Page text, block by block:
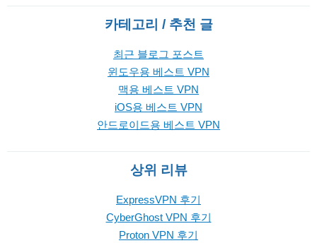
카테고리 / 추천 글
최근 블로그 포스트
윈도우용 베스트 VPN
맥용 베스트 VPN
iOS용 베스트 VPN
안드로이드용 베스트 VPN
상위 리뷰
ExpressVPN 후기
CyberGhost VPN 후기
Proton VPN 후기